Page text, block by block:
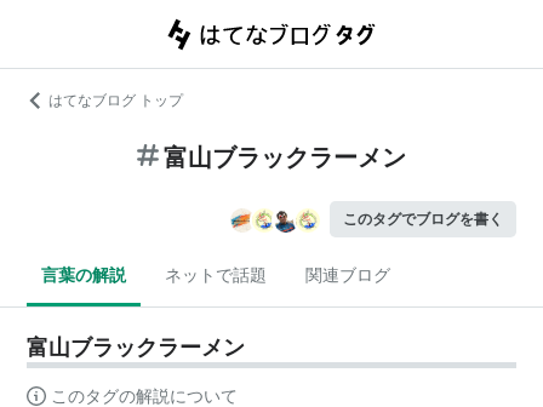
はてなブログ トップ
富山ブラックラーメン
このタグでブログを書く
言葉の解説 ネットで話題 関連ブログ
富山ブラックラーメン
このタグの解説について